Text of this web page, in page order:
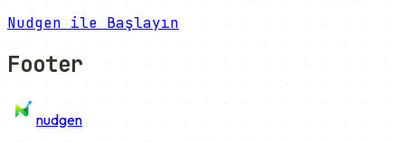
Nudgen ile Başlayın
Footer
nudgen